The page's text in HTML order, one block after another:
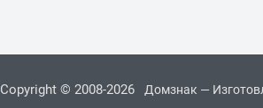
Copyright © 2008-2026 Домзнак —